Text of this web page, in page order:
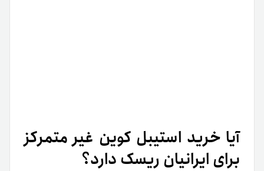
متمرکز‌ را‌ کاهش‌ می‌دهند و‌ سرمایه‌گذاران‌ می‌توانند بدون‌
واسطه‌ تراکنش‌ انجام‌ دهند.